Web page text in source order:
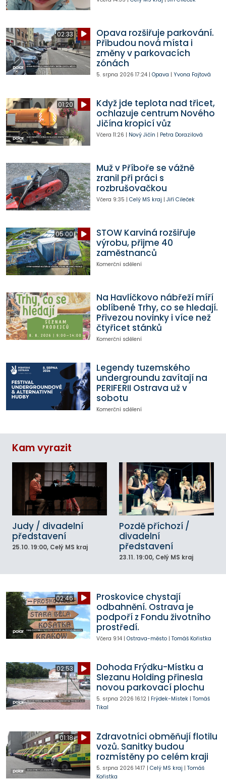
02:33
Opava rozšiřuje parkování.
Přibudou nová místa i
změny v parkovacích
zónách
5. srpna 2026 17:24| Opava | Yvona Fajtová
01:20
Když jde teplota nad třicet,
ochlazuje centrum Nového
Jičína kropicí vůz
Včera 11:26 | Nový Jičín | Petra Dorazilová
Muž v Příboře se vážně
zranil při práci s
rozbrušovačkou
Včera 9:35 | Celý MS kraj | Jiří Cileček
05:00
STOW Karviná rozšiřuje
výrobu, přijme 40
zaměstnanců
Komerční sdělení
Na Havlíčkovo nábřeží míří
oblíbené Trhy, co se hledají.
Přivezou novinky i více než
čtyřicet stánků
Komerční sdělení
Legendy tuzemského
undergroundu zavítají na
PERIFERII Ostrava už v
sobotu
Komerční sdělení
Kam vyrazit
Judy / divadelní
představení
25.10. 19:00, Celý MS kraj
Pozdě příchozí /
divadelní
představení
23.11. 19:00, Celý MS kraj
02:46
Proskovice chystají
odbahnění. Ostrava je
podpoří z Fondu životního
prostředí.
Včera 9:14| Ostrava-město| Tomáš Kořistka
02:53
Dohoda Frýdku-Místku a
Slezanu Holding přinesla
novou parkovací plochu
5. srpna 2026 16:12| Frýdek-Místek| Tomáš
Tikal
01:18
Zdravotníci obměňují flotilu
vozů. Sanitky budou
rozmístěny po celém kraji
5. srpna 2026 14:17 | Celý MS kraj | Tomáš
Kořistka